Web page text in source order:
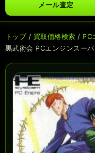
メール査定
トップ/ 買取価格検索 / PC
黒武術会 PCエンジンスー